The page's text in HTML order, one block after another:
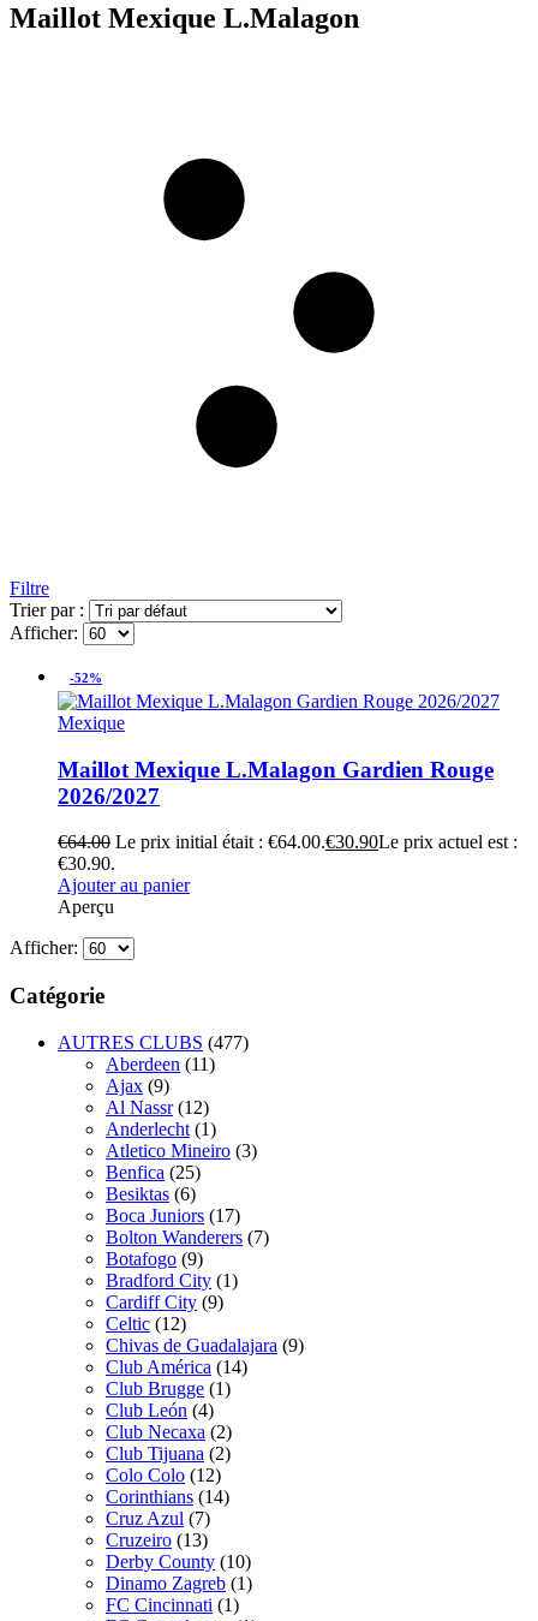
Maillot Mexique L.Malagon
Filtre
Trier par :
Afficher:
-52%
Mexique
Maillot Mexique L.Malagon Gardien Rouge
2026/2027
€64.00 Le prix initial était : €64.00.€30.90Le prix actuel est :
€30.90.
Ajouter au panier
Aperçu
Afficher:
Catégorie
AUTRES CLUBS (477)
Aberdeen (11)
Ajax (9)
Al Nassr (12)
Anderlecht (1)
Atletico Mineiro (3)
Benfica (25)
Besiktas (6)
Boca Juniors (17)
Bolton Wanderers (7)
Botafogo (9)
Bradford City (1)
Cardiff City (9)
Celtic (12)
Chivas de Guadalajara (9)
Club América (14)
Club Brugge (1)
Club León (4)
Club Necaxa (2)
Club Tijuana (2)
Colo Colo (12)
Corinthians (14)
Cruz Azul (7)
Cruzeiro (13)
Derby County (10)
Dinamo Zagreb (1)
FC Cincinnati (1)